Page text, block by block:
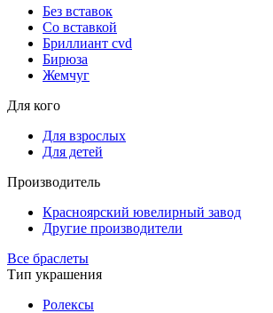
Без вставок
Со вставкой
Бриллиант cvd
Бирюза
Жемчуг
Для кого
Для взрослых
Для детей
Производитель
Красноярский ювелирный завод
Другие производители
Все браслеты
Тип украшения
Ролексы